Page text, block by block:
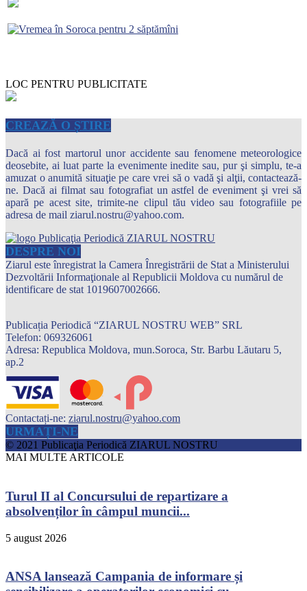
LOC PENTRU PUBLICITATE
CREAZĂ O ȘTIRE
Dacă ai fost martorul unor accidente sau fenomene meteorologice
deosebite, ai luat parte la evenimente inedite sau, pur şi simplu, te-a
amuzat o anumită situaţie pe care vrei să o vadă şi alţii, contactează-
ne. Dacă ai filmat sau fotografiat un astfel de eveniment şi vrei să
apară pe acest site, trimite-ne clipul tău video sau fotografiile pe
adresa de mail ziarul.nostru@yahoo.com.
DESPRE NOI
Ziarul este înregistrat la Camera Înregistrării de Stat a Ministerului
Dezvoltării Informaţionale al Republicii Moldova cu numărul de
identificare de stat 1019607002666.
Publicația Periodică “ZIARUL NOSTRU WEB” SRL
Telefon: 069326061
Adresa: Republica Moldova, mun.Soroca, Str. Barbu Lăutaru 5,
ap.2
Contactați-ne: ziarul.nostru@yahoo.com
URMAȚI-NE
© 2021 Publicaţia Periodică ZIARUL NOSTRU
MAI MULTE ARTICOLE
Turul II al Concursului de repartizare a
absolvenților în câmpul muncii...
5 august 2026
ANSA lansează Campania de informare și